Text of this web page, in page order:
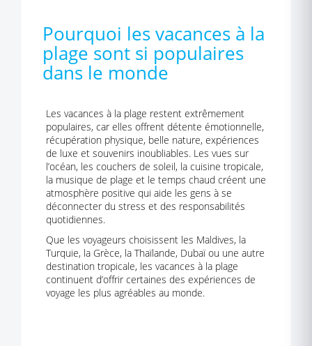
Pourquoi les vacances à la
plage sont si populaires
dans le monde
Les vacances à la plage restent extrêmement
populaires, car elles offrent détente émotionnelle,
récupération physique, belle nature, expériences
de luxe et souvenirs inoubliables. Les vues sur
l’océan, les couchers de soleil, la cuisine tropicale,
la musique de plage et le temps chaud créent une
atmosphère positive qui aide les gens à se
déconnecter du stress et des responsabilités
quotidiennes.
Que les voyageurs choisissent les Maldives, la
Turquie, la Grèce, la Thaïlande, Dubaï ou une autre
destination tropicale, les vacances à la plage
continuent d’offrir certaines des expériences de
voyage les plus agréables au monde.